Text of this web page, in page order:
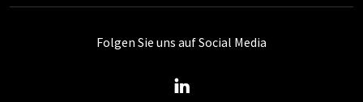
Folgen Sie uns auf Social Media